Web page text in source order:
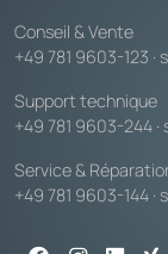
Conseil & Vente
+49 781 9603-123 ·
Support technique
+49 781 9603-244 ·
Service &
+49 781 9603-144 ·